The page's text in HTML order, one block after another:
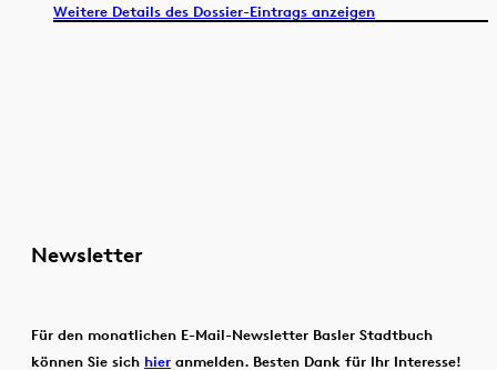
Weitere Details des Dossier-Eintrags anzeigen
Newsletter
Für den monatlichen E-Mail-Newsletter Basler Stadtbuch
können Sie sich hier anmelden. Besten Dank für Ihr Interesse!